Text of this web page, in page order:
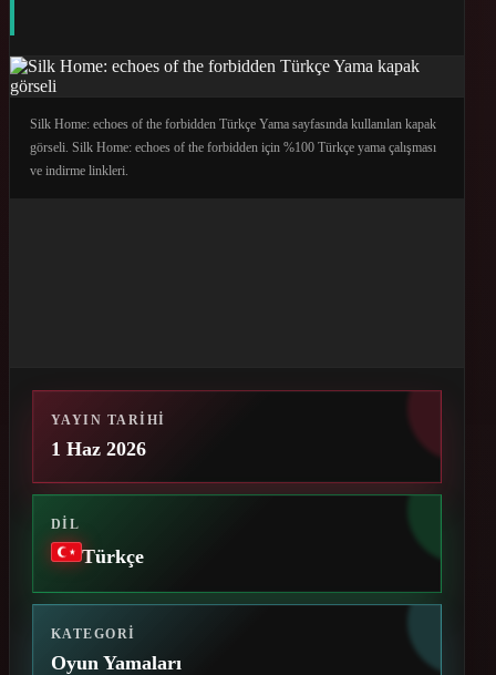
Silk Home: echoes of the forbidden Türkçe Yama sayfasında kullanılan kapak
görseli. Silk Home: echoes of the forbidden için %100 Türkçe yama çalışması
ve indirme linkleri.
YAYIN TARIHI
1 Haz 2026
DIL
Türkçe
KATEGORI
Oyun Yamaları